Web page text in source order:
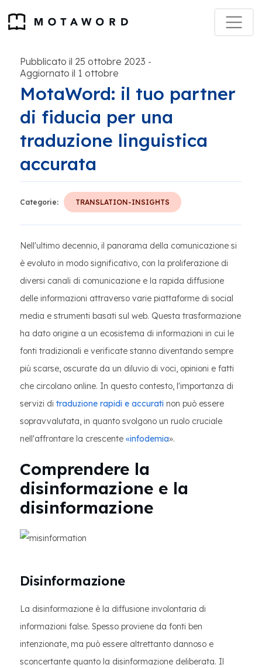
Pubblicato il 25 ottobre 2023 -
Aggiornato il 1 ottobre
MotaWord: il tuo partner
di fiducia per una
traduzione linguistica
accurata
Categorie: TRANSLATION-INSIGHTS
Nell'ultimo decennio, il panorama della comunicazione si
è evoluto in modo significativo, con la proliferazione di
diversi canali di comunicazione e la rapida diffusione
delle informazioni attraverso varie piattaforme di social
media e strumenti basati sul web. Questa trasformazione
ha dato origine a un ecosistema di informazioni in cui le
fonti tradizionali e verificate stanno diventando sempre
più scarse, oscurate da un diluvio di voci, opinioni e fatti
che circolano online. In questo contesto, l'importanza di
servizi di traduzione rapidi e accurati non può essere
sopravvalutata, in quanto svolgono un ruolo cruciale
nell'affrontare la crescente «infodemia».
Comprendere la
disinformazione e la
disinformazione
Disinformazione
La disinformazione è la diffusione involontaria di
informazioni false. Spesso proviene da fonti ben
intenzionate, ma può essere altrettanto dannoso e
sconcertante quanto la disinformazione deliberata. Il